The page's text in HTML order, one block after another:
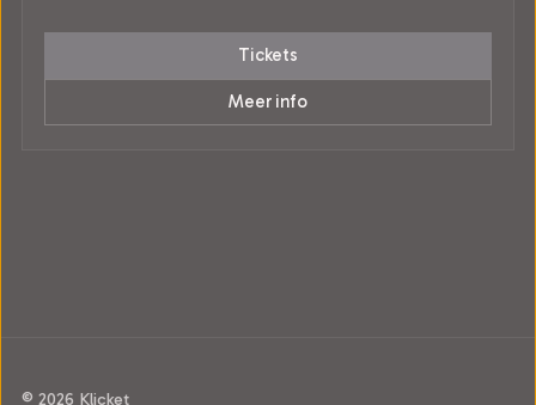
Tickets
Meer info
© 2026 Klicket